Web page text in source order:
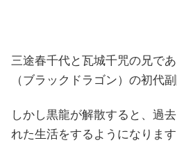
三途春千代と瓦城千咒の兄で
（ブラックドラゴン）の初代
しかし黒龍が解散すると、過
れた生活をするようになります